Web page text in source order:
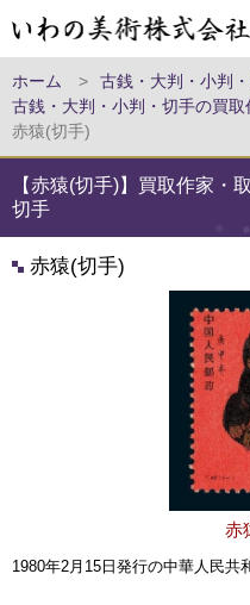
ホーム > 古銭・大判・小判
古銭・大判・小判・切手の買
赤猿(切手)
【赤猿(切手)】買取作家・
切手
赤猿(切手)
赤
1980年2月15日発行の中華人民共